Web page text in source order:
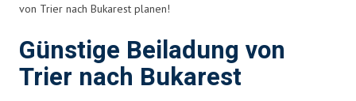
von Trier nach Bukarest planen!
Günstige Beiladung von
Trier nach Bukarest